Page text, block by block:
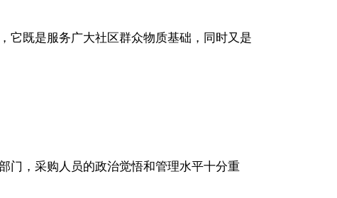
它既是服务广大社区群众物质基础，同时又是
门，采购人员的政治觉悟和管理水平十分重